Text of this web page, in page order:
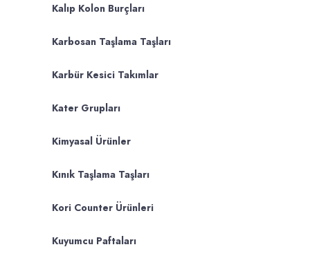
Kalıp Kolon Burçları
Karbosan Taşlama Taşları
Karbür Kesici Takımlar
Kater Grupları
Kimyasal Ürünler
Kınık Taşlama Taşları
Kori Counter Ürünleri
Kuyumcu Paftaları